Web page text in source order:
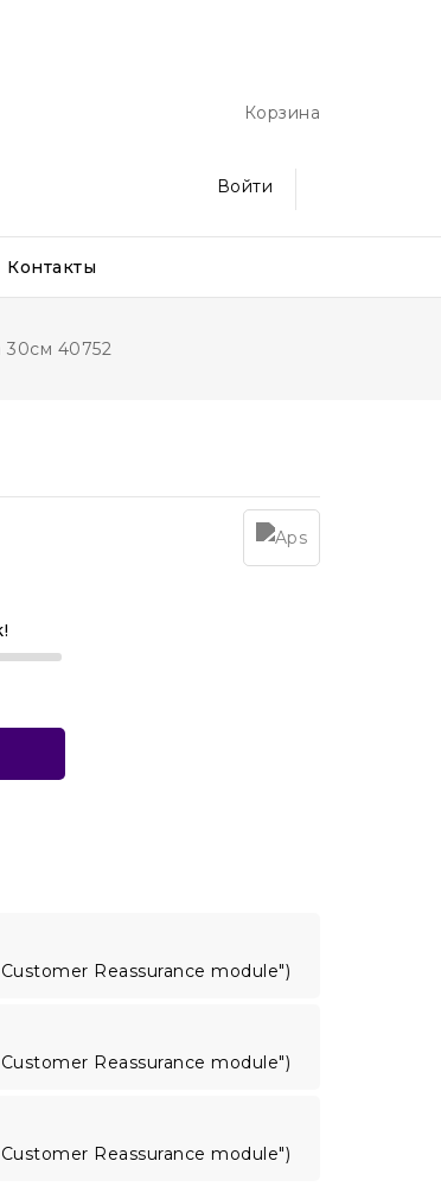
Корзина
Войти
Контакты
30см 40752
Reassurance module")
Reassurance module")
Reassurance module")